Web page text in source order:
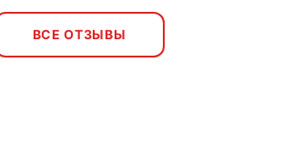
ВСЕ ОТЗЫВЫ